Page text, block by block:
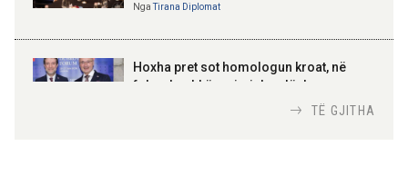
100-vjetori i themelimit të
Urdhrit të Skënderbeut
NgaTirana Diplomat
Hoxha pret sot homologun kroat, në
fokus bashkëpunimi dypalësh
TË GJITHA